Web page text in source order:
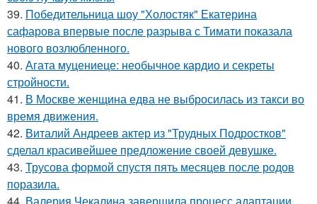
39. Победительница шоу "Холостяк" Екатерина
сафарова впервые после разрыва с Тимати показала
нового возлюбленного.
40. Агата муцениеце: необычное кардио и секреты
стройности.
41. В Москве женщина едва не выбросилась из такси во
время движения.
42. Виталий Андреев актер из "Трудных Подростков"
сделал красивейшее предложение своей девушке.
43. Трусова формой спустя пять месяцев после родов
поразила.
44. Валерия Чекалина завершила процесс адаптации